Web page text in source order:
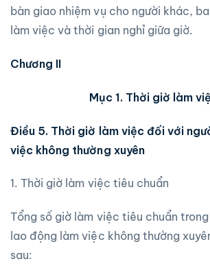
bàn giao nhiệm vụ cho người khác,
làm việc và thời gian nghỉ giữa giờ.
Chương II
Mục 1. Thời giờ làm
Điều 5. Thời giờ làm việc đối với
việc không thường xuyên
1. Thời giờ làm việc tiêu chuẩn
Tổng số giờ làm việc tiêu chuẩn trong
lao động làm việc không thường
sau: